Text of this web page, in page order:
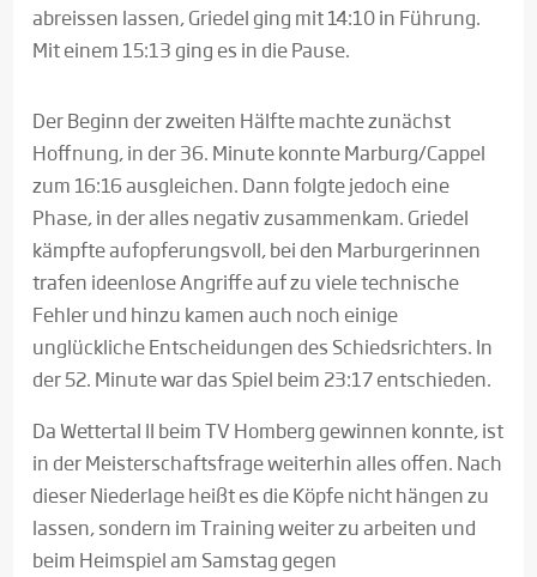
abreissen lassen, Griedel ging mit 14:10 in Führung.
Mit einem 15:13 ging es in die Pause.
Der Beginn der zweiten Hälfte machte zunächst
Hoffnung, in der 36. Minute konnte Marburg/Cappel
zum 16:16 ausgleichen. Dann folgte jedoch eine
Phase, in der alles negativ zusammenkam. Griedel
kämpfte aufopferungsvoll, bei den Marburgerinnen
trafen ideenlose Angriffe auf zu viele technische
Fehler und hinzu kamen auch noch einige
unglückliche Entscheidungen des Schiedsrichters. In
der 52. Minute war das Spiel beim 23:17 entschieden.
Da Wettertal II beim TV Homberg gewinnen konnte, ist
in der Meisterschaftsfrage weiterhin alles offen. Nach
dieser Niederlage heißt es die Köpfe nicht hängen zu
lassen, sondern im Training weiter zu arbeiten und
beim Heimspiel am Samstag gegen